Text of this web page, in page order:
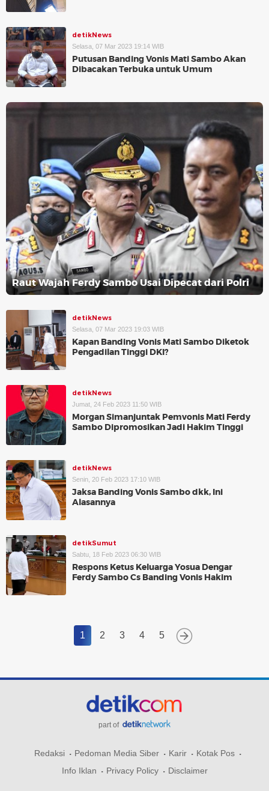
detikNews
Selasa, 07 Mar 2023 19:14 WIB
Putusan Banding Vonis Mati Sambo Akan
Dibacakan Terbuka untuk Umum
Raut Wajah Ferdy Sambo Usai Dipecat dari Polri
detikNews
Selasa, 07 Mar 2023 19:03 WIB
Kapan Banding Vonis Mati Sambo Diketok
Pengadilan Tinggi DKI?
detikNews
Jumat, 24 Feb 2023 11:50 WIB
Morgan Simanjuntak Pemvonis Mati Ferdy
Sambo Dipromosikan Jadi Hakim Tinggi
detikNews
Senin, 20 Feb 2023 17:10 WIB
Jaksa Banding Vonis Sambo dkk, Ini
Alasannya
detikSumut
Sabtu, 18 Feb 2023 06:30 WIB
Respons Ketus Keluarga Yosua Dengar
Ferdy Sambo Cs Banding Vonis Hakim
1 2 3 4 5
part of
Redaksi Pedoman Media Siber Karir
Kotak Pos
Info Iklan
Privacy Policy Disclaimer